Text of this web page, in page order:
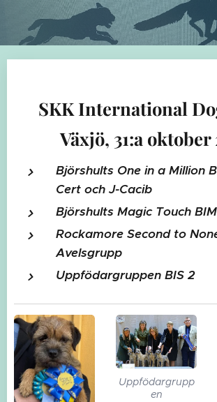
SKK International
Växjö, 31:a oktober
Björshults One in a Million
Cert och J-Cacib
Björshults Magic Touch
Rockamore Second to
Avelsgrupp
Uppfödargruppen BIS 2
Uppfödargrupp
en